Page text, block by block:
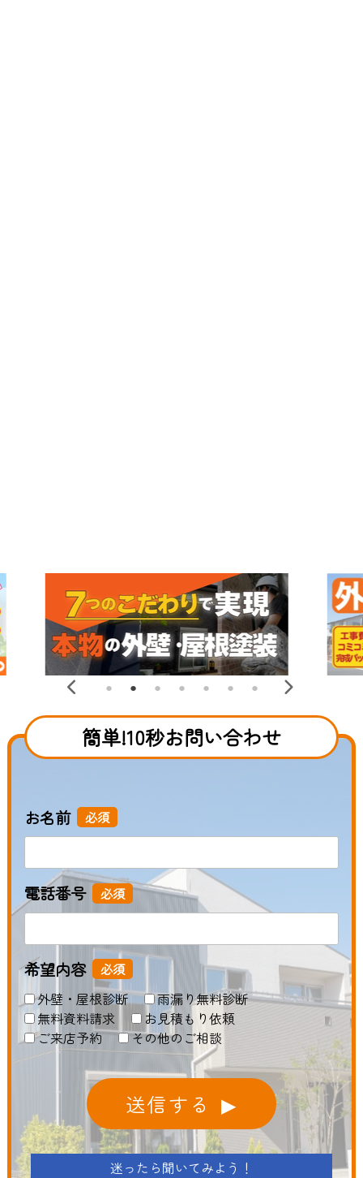
簡単!10秒お問い合わせ
お名前 必須
電話番号 必須
希望内容 必須
外壁・屋根診断
雨漏り無料診断
無料資料請求
お見積もり依頼
ご来店予約
その他のご相談
送信する
迷ったら聞いてみよう！